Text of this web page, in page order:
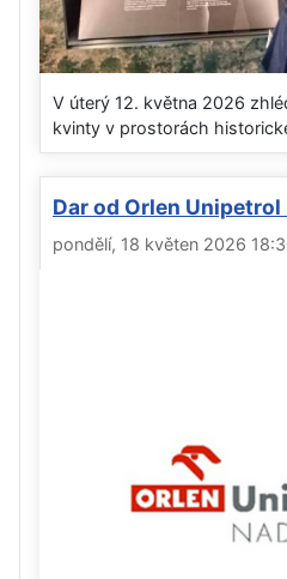
V úterý 12. května 2026
kvinty v prostorách
Dar od Orlen Unipetrol
pondělí, 18 květen 2026